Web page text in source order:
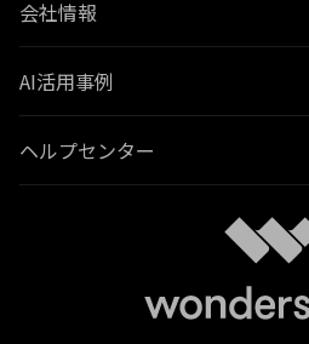
会社情報
AI活用事例
ヘルプセンター